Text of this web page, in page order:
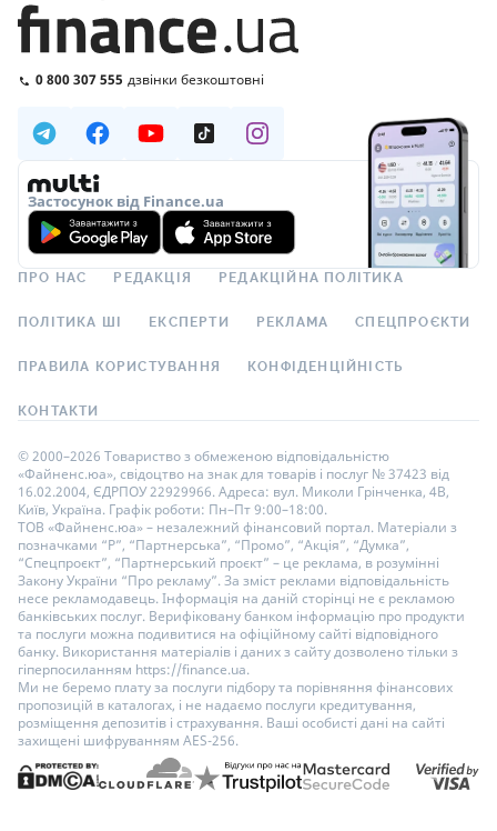
0 800 307 555 дзвінки безкоштовні
Застосунок від Finance.ua
ПРО НАС РЕДАКЦІЯ РЕДАКЦІЙНА ПОЛІТИКА
ПОЛІТИКА ШІ ЕКСПЕРТИ РЕКЛАМА СПЕЦПРОЄКТИ
ПРАВИЛА КОРИСТУВАННЯ КОНФІДЕНЦІЙНІСТЬ
КОНТАКТИ
© 2000–2026 Товариство з обмеженою відповідальністю
«Файненс.юа», свідоцтво на знак для товарів і послуг № 37423 від
16.02.2004, ЄДРПОУ 22929966. Адреса: вул. Миколи Грінченка, 4В,
Київ, Україна. Графік роботи: Пн–Пт 9:00–18:00.
ТОВ «Файненс.юа» – незалежний фінансовий портал. Матеріали з
позначками “Р”, “Партнерська”, “Промо”, “Акція”, “Думка”,
“Спецпроєкт”, “Партнерський проєкт” – це реклама, в розумінні
Закону України “Про рекламу”. За зміст реклами відповідальність
несе рекламодавець. Інформація на даній сторінці не є рекламою
банківських послуг. Верифіковану банком інформацію про продукти
та послуги можна подивитися на офіційному сайті відповідного
банку. Використання матеріалів і даних з сайту дозволено тільки з
гіперпосиланням https://finance.ua.
Ми не беремо плату за послуги підбору та порівняння фінансових
пропозицій в каталогах, і не надаємо послуги кредитування,
розміщення депозитів і страхування. Ваші особисті дані на сайті
захищені шифруванням AES-256.